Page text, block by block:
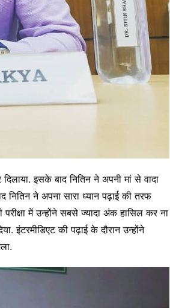
इसके बाद नितिन ने अपनी मां से वादा
नितिन ने अपना सारा ध्यान पढ़ाई की तरफ
में उन्होंने सबसे ज्यादा अंक हासिल कर ना
इंटरमीडिएट की पढ़ाई के दौरान उन्होंने